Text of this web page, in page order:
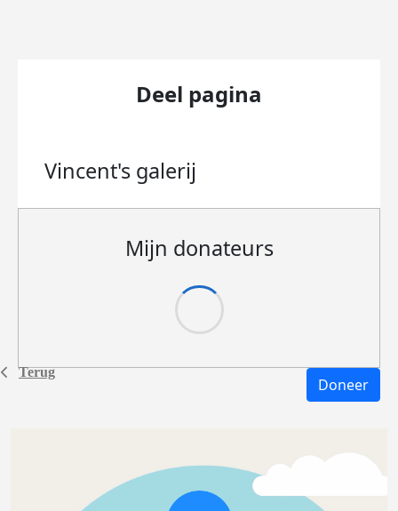
Terug
Deel pagina
Vincent's galerij
Mijn donateurs
Doneer